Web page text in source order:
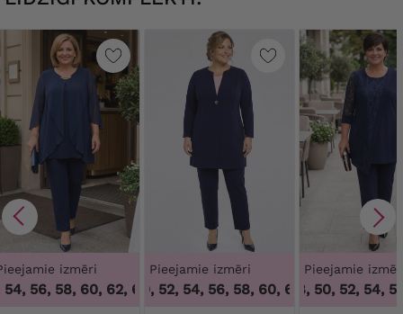
izmēri
56, 58, 60, 62, 64 46, 50, 54, 56, 58, 60, 62, 64
Pieejamie izmēri
48, 50, 52, 54, 56, 58, 60, 62, 64,48, 50, 52,
Pieejamie
46, 48, 50, 52, 54,